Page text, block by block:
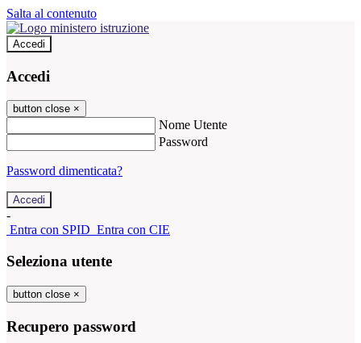
Salta al contenuto
Accedi
Accedi
button close ×
Nome Utente
Password
Password dimenticata?
-
Entra con SPID Entra con CIE
Seleziona utente
button close ×
Recupero password